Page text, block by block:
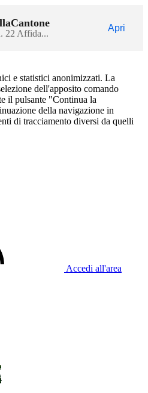
22 Affida...
Apri
e statistici anonimizzati. La
dell'apposito comando
il pulsante "Continua la
della navigazione in
di tracciamento diversi da quelli
Accedi all'area